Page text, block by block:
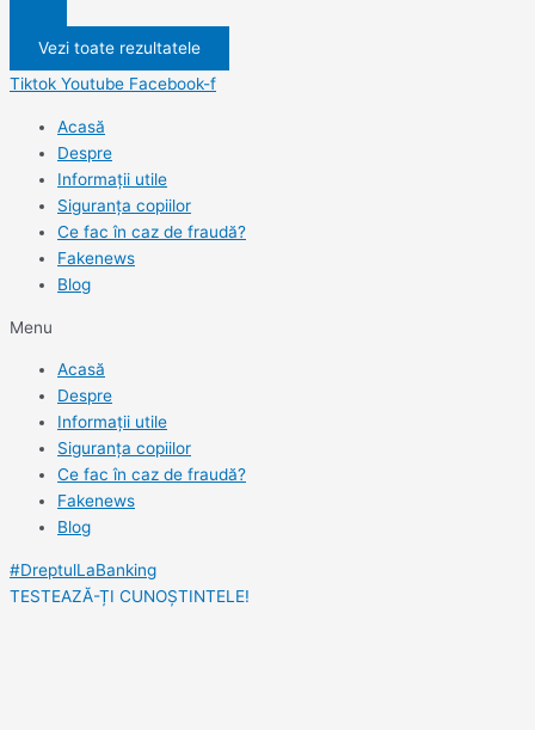
Vezi toate rezultatele
Tiktok Youtube Facebook-f
Acasă
Despre
Informații utile
Siguranța copiilor
Ce fac în caz de fraudă?
Fakenews
Blog
Menu
Acasă
Despre
Informații utile
Siguranța copiilor
Ce fac în caz de fraudă?
Fakenews
Blog
#DreptulLaBanking
TESTEAZĂ-ȚI CUNOȘTINTELE!